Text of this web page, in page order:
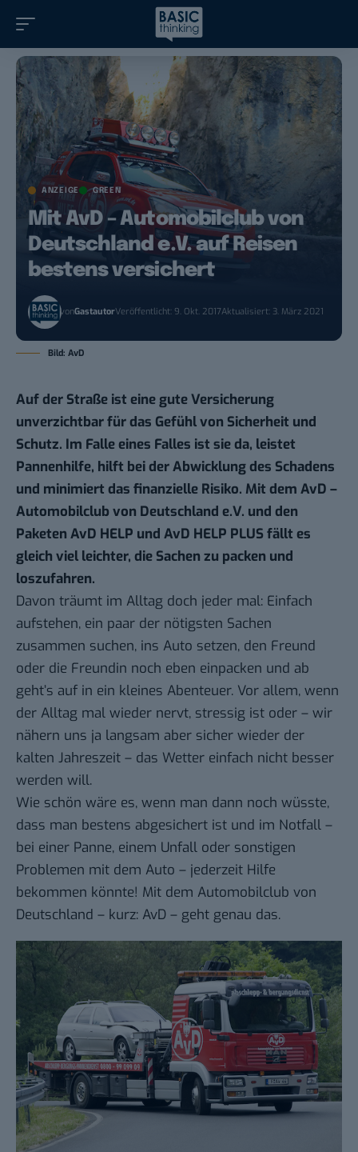
ANZEIGE GREEN
Mit AvD – Automobilclub von
Deutschland e.V. auf Reisen
bestens versichert
vonGastautorVeröffentlicht: 9. Okt. 2017Aktualisiert: 3. März 2021
Bild: AvD
Auf der Straße ist eine gute Versicherung
unverzichtbar für das Gefühl von Sicherheit und
Schutz. Im Falle eines Falles ist sie da, leistet
Pannenhilfe, hilft bei der Abwicklung des Schadens
und minimiert das finanzielle Risiko. Mit dem AvD –
Automobilclub von Deutschland e.V. und den
Paketen AvD HELP und AvD HELP PLUS fällt es
gleich viel leichter, die Sachen zu packen und
loszufahren.
Davon träumt im Alltag doch jeder mal: Einfach
aufstehen, ein paar der nötigsten Sachen
zusammen suchen, ins Auto setzen, den Freund
oder die Freundin noch eben einpacken und ab
geht’s auf in ein kleines Abenteuer. Vor allem, wenn
der Alltag mal wieder nervt, stressig ist oder – wir
nähern uns ja langsam aber sicher wieder der
kalten Jahreszeit – das Wetter einfach nicht besser
werden will.
Wie schön wäre es, wenn man dann noch wüsste,
dass man bestens abgesichert ist und im Notfall –
bei einer Panne, einem Unfall oder sonstigen
Problemen mit dem Auto – jederzeit Hilfe
bekommen könnte! Mit dem Automobilclub von
Deutschland – kurz: AvD – geht genau das.